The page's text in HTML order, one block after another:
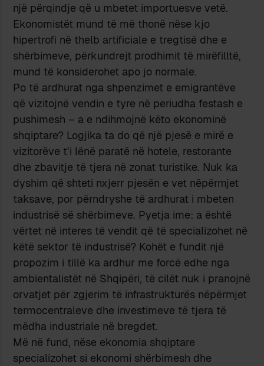
një përqindje që u mbetet importuesve vetë.
Ekonomistët mund të më thonë nëse kjo
hipertrofi në thelb artificiale e tregtisë dhe e
shërbimeve, përkundrejt prodhimit të mirëfilltë,
mund të konsiderohet apo jo normale.
Po të ardhurat nga shpenzimet e emigrantëve
që vizitojnë vendin e tyre në periudha festash e
pushimesh – a e ndihmojnë këto ekonominë
shqiptare? Logjika ta do që një pjesë e mirë e
vizitorëve t’i lënë paratë në hotele, restorante
dhe zbavitje të tjera në zonat turistike. Nuk ka
dyshim që shteti nxjerr pjesën e vet nëpërmjet
taksave, por përndryshe të ardhurat i mbeten
industrisë së shërbimeve. Pyetja ime: a është
vërtet në interes të vendit që të specializohet në
këtë sektor të industrisë? Kohët e fundit një
propozim i tillë ka ardhur me forcë edhe nga
ambientalistët në Shqipëri, të cilët nuk i pranojnë
orvatjet për zgjerim të infrastrukturës nëpërmjet
termocentraleve dhe investimeve të tjera të
mëdha industriale në bregdet.
Më në fund, nëse ekonomia shqiptare
specializohet si ekonomi shërbimesh dhe